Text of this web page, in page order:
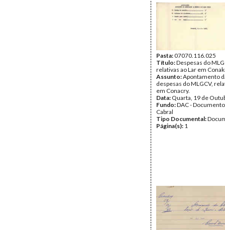
Pasta:07070.116.025
Título:Despesas do
relativas ao Lar em
Assunto:Apontamento
despesas do MLGCV,
em Conacry.
Data: Quarta, 19 de
Fundo:DAC -
Cabral
Tipo Documental:
Página(s): 1